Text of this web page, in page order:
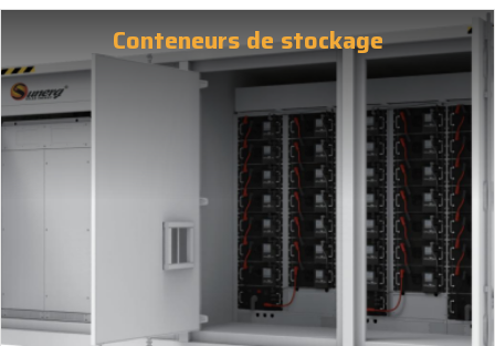
Conteneurs de stockage